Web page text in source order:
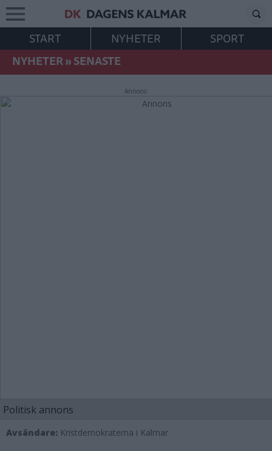
START NYHETER
SPORT
NYHETER»SENASTE
Annons:
Politisk annons
Avsändare: Kristdemokraterna i Kalmar